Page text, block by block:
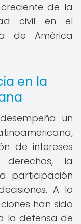
de la
civil en el
de América
en la
un
de intereses
la
participación
A lo
han sido
la defensa de